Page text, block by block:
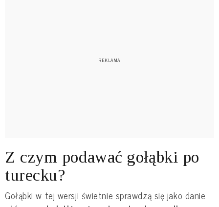
Z czym podawać gołąbki po
turecku?
Gołąbki w tej wersji świetnie sprawdzą się jako danie